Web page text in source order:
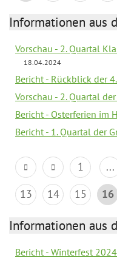
Informationen aus
Vorschau - 2. Quartal
18.04.2024
Bericht - Rückblick der
Vorschau - 2. Quartal
Bericht - Osterferien im
Bericht - 1. Quartal der
1 ...
13
14 15 16
Informationen aus
Bericht - Winterfest 2024